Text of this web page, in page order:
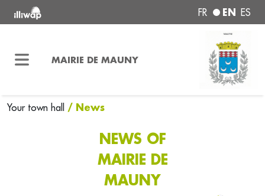
FR EN ES
MAIRIE DE MAUNY
Your town hall / News
NEWS OF
MAIRIE DE
MAUNY